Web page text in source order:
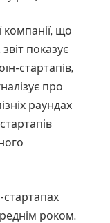
компанії, що
показує
стартапів,
про
раундах
стартапах
роком.